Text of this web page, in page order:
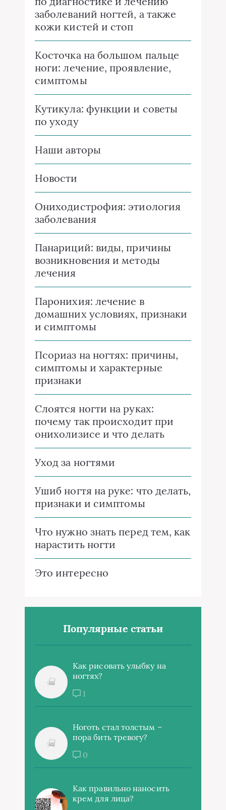
заболеваний ногтей, а также
кожи кистей и стоп
Косточка на большом пальце
ноги: лечение, проявление,
симптомы
Кутикула: функции и советы
по уходу
Наши авторы
Новости
Ониходистрофия: этиология
заболевания
Панариций: виды, причины
возникновения и методы
лечения
Паронихия: лечение в
домашних условиях, признаки
и симптомы
Псориаз на ногтях: причины,
симптомы и характерные
признаки
Слоятся ногти на руках:
почему так происходит при
онихолизисе и что делать
Уход за ногтями
Ушиб ногтя на руке: что делать,
признаки и симптомы
Что нужно знать перед тем, как
нарастить ногти
Это интересно
Популярные статьи
Как рисовать улыбку на
ногтях?
1
Ноготь стал толстым –
пора бить тревогу?
0
Как правильно наносить
крем для лица?